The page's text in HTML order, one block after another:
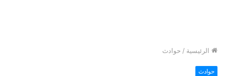
الرئيسية / حوادث
حوادث